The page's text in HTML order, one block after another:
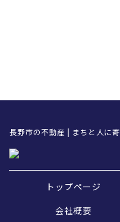
長野市の不動産 | まちと人に
トップページ
会社概要